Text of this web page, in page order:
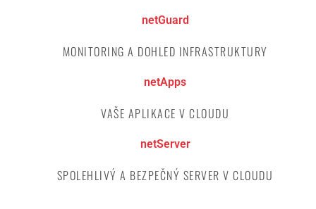
netGuard
MONITORING A DOHLED INFRASTRUKTURY
netApps
VAŠE APLIKACE V CLOUDU
netServer
SPOLEHLIVÝ A BEZPEČNÝ SERVER V CLOUDU